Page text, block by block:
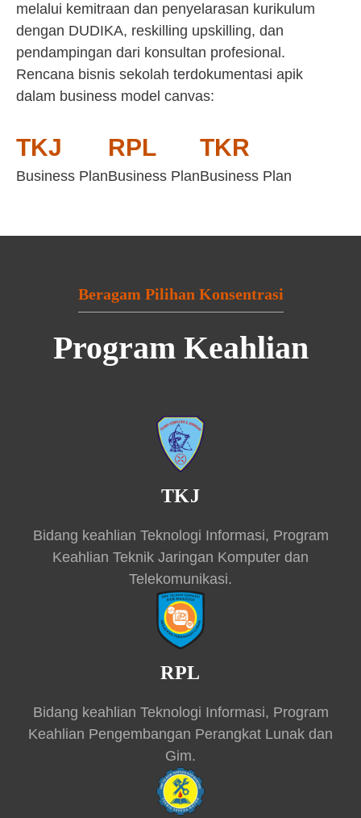
melalui kemitraan dan penyelarasan kurikulum
dengan DUDIKA, reskilling upskilling, dan
pendampingan dari konsultan profesional.
Rencana bisnis sekolah terdokumentasi apik
dalam business model canvas:
TKJ
Business Plan
RPL
Business Plan
TKR
Business Plan
Beragam Pilihan Konsentrasi
Program Keahlian
TKJ
Bidang keahlian Teknologi Informasi, Program
Keahlian Teknik Jaringan Komputer dan
Telekomunikasi.
RPL
Bidang keahlian Teknologi Informasi, Program
Keahlian Pengembangan Perangkat Lunak dan
Gim.